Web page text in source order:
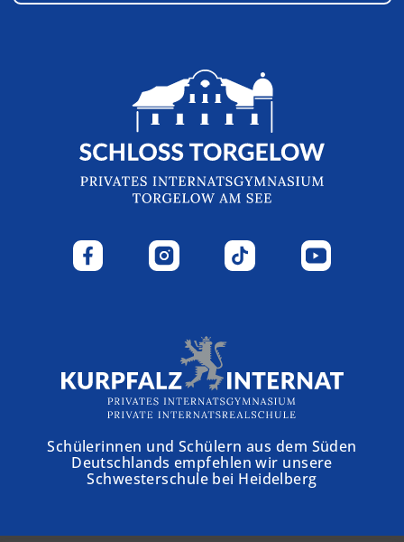
Schülerinnen und Schülern aus dem Süden
Deutschlands empfehlen wir unsere
Schwesterschule bei Heidelberg